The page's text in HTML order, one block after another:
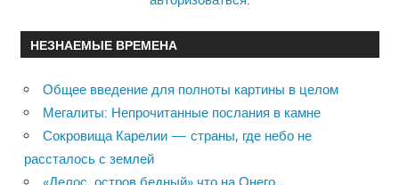
НЕЗНАЕМЫЕ ВРЕМЕНА
Общее введение для полноты картины в целом
Мегалиты: Непрочитанные послания в камне
Сокровища Карелии — страны, где небо не
рассталось с землей
«Делос, остров бедный» что на Онего…